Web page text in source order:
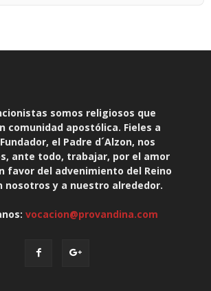
somos religiosos que
comunidad apostólica. Fieles a
el Padre d´Alzon, nos
ante todo, trabajar, por el amor
favor del advenimiento del Reino
nosotros y a nuestro alrededor.
vocacion@provandina.com